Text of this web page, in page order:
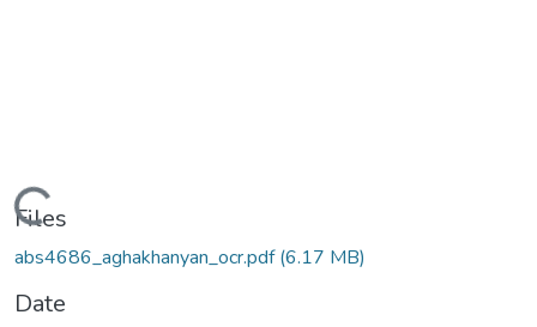
Loading...
Files
abs4686_aghakhanyan_ocr.pdf(6.17 MB)
Date